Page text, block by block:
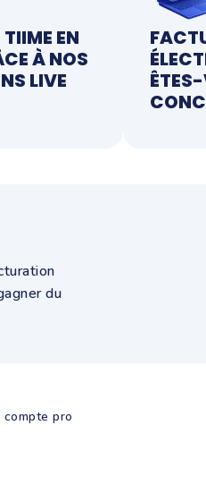
EN
À NOS
LIVE
du
compte pro